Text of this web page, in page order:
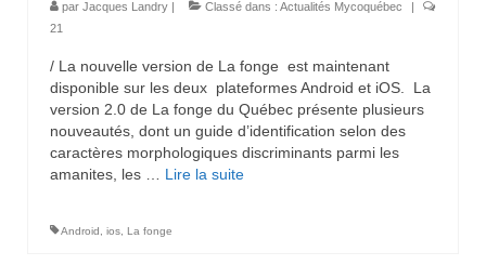
par Jacques Landry | Classé dans : Actualités Mycoquébec
|
21
/ La nouvelle version de La fonge est maintenant
disponible sur les deux plateformes Android et iOS. La
version 2.0 de La fonge du Québec présente plusieurs
nouveautés, dont un guide d’identification selon des
caractères morphologiques discriminants parmi les
amanites, les … Lire la suite­­
Android ios La fonge